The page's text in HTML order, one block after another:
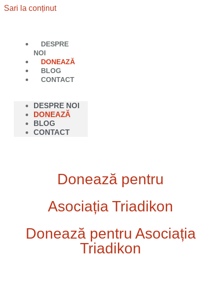
Sari la conținut
DESPRE
NOI
DONEAZĂ
BLOG
CONTACT
DESPRE NOI
DONEAZĂ
BLOG
CONTACT
Donează pentru
Asociația Triadikon
Donează pentru Asociația
Triadikon